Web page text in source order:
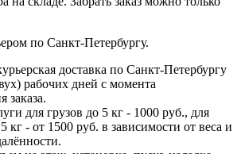
по Санкт-Петербургу.
доставка по Санкт-Петербургу
рабочих дней с момента
заказа.
для грузов до 5 кг - 1000 руб., для
кг - от 1500 руб. в зависимости от веса и